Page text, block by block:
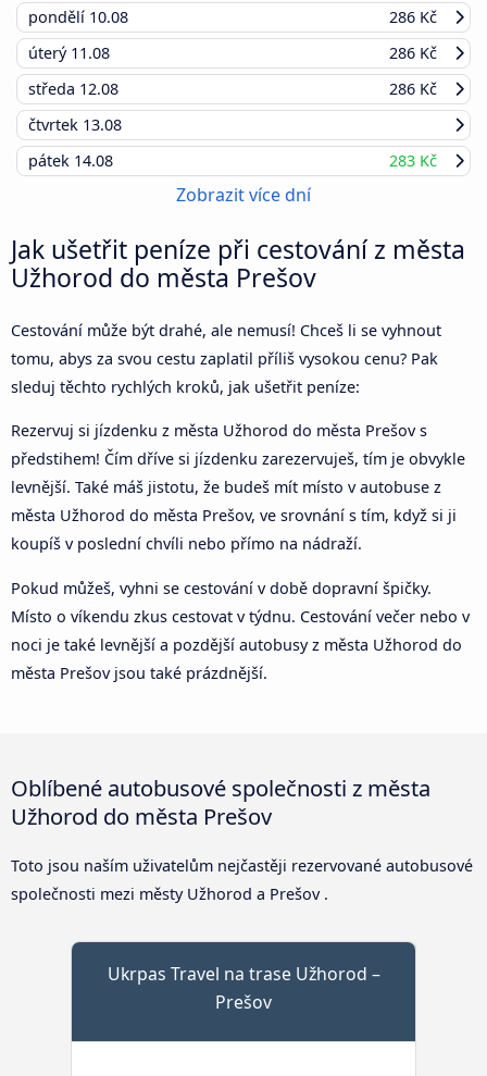
pondělí 10.08
286 Kč
úterý 11.08
286 Kč
středa 12.08
286 Kč
čtvrtek 13.08
pátek 14.08 283 Kč
Zobrazit více dní
Jak ušetřit peníze při cestování z města
Užhorod do města Prešov
Cestování může být drahé, ale nemusí! Chceš li se vyhnout
tomu, abys za svou cestu zaplatil příliš vysokou cenu? Pak
sleduj těchto rychlých kroků, jak ušetřit peníze:
Rezervuj si jízdenku z města Užhorod do města Prešov s
předstihem! Čím dříve si jízdenku zarezervuješ, tím je obvykle
levnější. Také máš jistotu, že budeš mít místo v autobuse z
města Užhorod do města Prešov, ve srovnání s tím, když si ji
koupíš v poslední chvíli nebo přímo na nádraží.
Pokud můžeš, vyhni se cestování v době dopravní špičky.
Místo o víkendu zkus cestovat v týdnu. Cestování večer nebo v
noci je také levnější a pozdější autobusy z města Užhorod do
města Prešov jsou také prázdnější.
Oblíbené autobusové společnosti z města
Užhorod do města Prešov
Toto jsou naším uživatelům nejčastěji rezervované autobusové
společnosti mezi městy Užhorod a Prešov .
Ukrpas Travel na trase Užhorod –
Prešov